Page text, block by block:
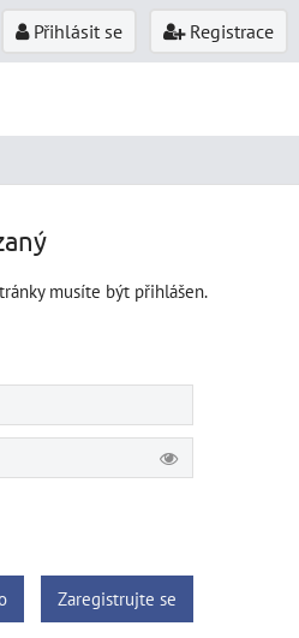
Přihlásit se Registrace
musíte být přihlášen.
Zaregistrujte se